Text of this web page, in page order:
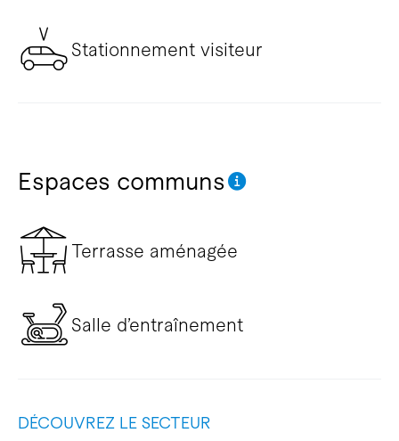
Stationnement visiteur
Espaces communs
Terrasse aménagée
Salle d’entraînement
DÉCOUVREZ LE SECTEUR